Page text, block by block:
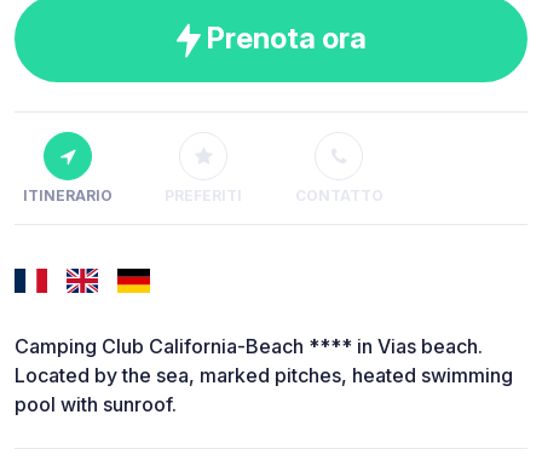
Prenota ora
ITINERARIO PREFERITI CONTATTO
Camping Club California-Beach **** in Vias beach.
Located by the sea, marked pitches, heated swimming
pool with sunroof.